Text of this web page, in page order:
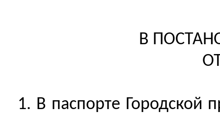
В
1. В паспорте Городской